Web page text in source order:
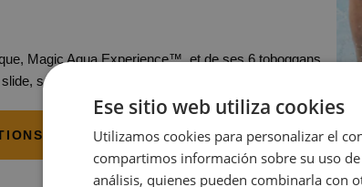
Magic Aqua Experience™, et de ses 6 toboggans
sp
Ese sitio web utiliza cookies
Utilizamos cookies para personalizar el
compartimos información sobre su uso
análisis, quienes pueden combinarla con